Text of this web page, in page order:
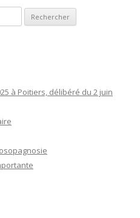
à Poitiers, délibéré du 2 juin